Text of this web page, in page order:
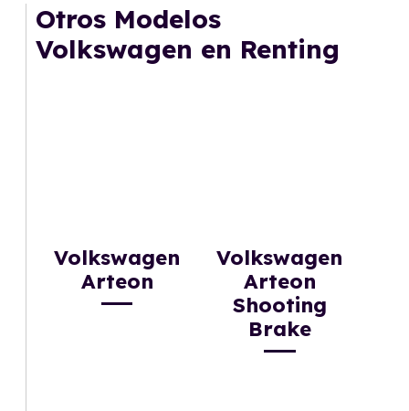
gusta cambiar de coche cada pocos años.
Otros Modelos
Volkswagen en Renting
Volkswagen
Arteon
Volkswagen
Arteon
Shooting
Brake